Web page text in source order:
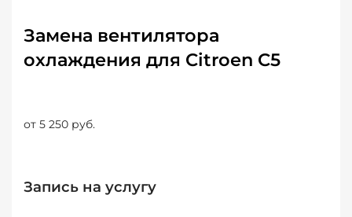
Замена вентилятора
охлаждения для Citroen C5
от 5 250 руб.
Запись на услугу